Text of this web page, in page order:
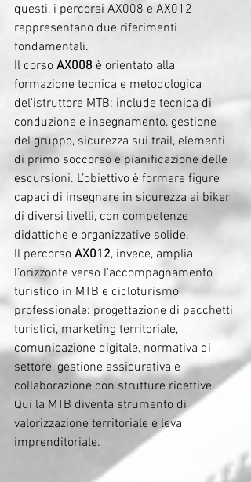
questi, i percorsi AX008 e AX012
rappresentano due riferimenti
fondamentali.
Il corso AX008 è orientato alla
formazione tecnica e metodologica
del'istruttore MTB: include tecnica di
conduzione e insegnamento, gestione
del gruppo, sicurezza sui trail, elementi
di primo soccorso e pianificazione delle
escursioni. L’obiettivo è formare figure
capaci di insegnare in sicurezza ai biker
di diversi livelli, con competenze
didattiche e organizzative solide.
Il percorso AX012, invece, amplia
l’orizzonte verso l'accompagnamento
turistico in MTB e cicloturismo
professionale: progettazione di pacchetti
turistici, marketing territoriale,
comunicazione digitale, normativa di
settore, gestione assicurativa e
collaborazione con strutture ricettive.
Qui la MTB diventa strumento di
valorizzazione territoriale e leva
imprenditoriale.